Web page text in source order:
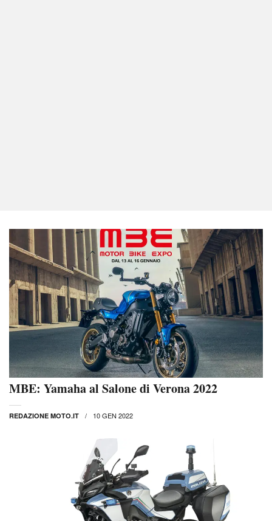
MBE: Yamaha al Salone di Verona 2022
REDAZIONE MOTO.IT 10 GEN 2022